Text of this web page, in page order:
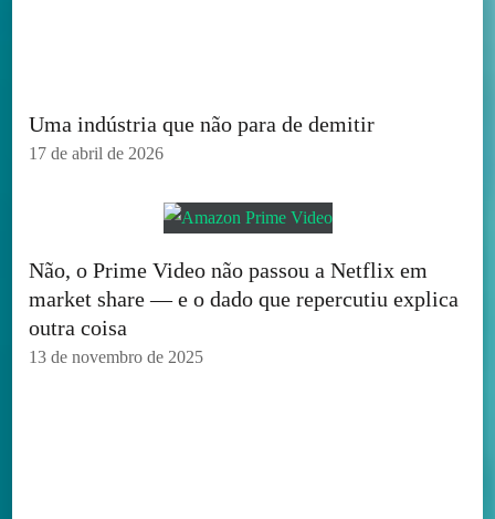
Uma indústria que não para de demitir
17 de abril de 2026
Não, o Prime Video não passou a Netflix em
market share — e o dado que repercutiu explica
outra coisa
13 de novembro de 2025